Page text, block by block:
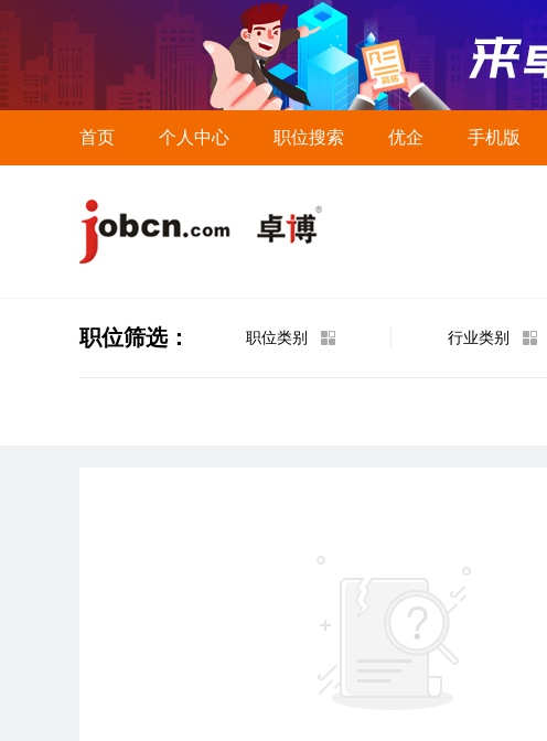
首页 个人中心 职位搜索 优企 手机版
职位筛选： 职位类别 行业类别